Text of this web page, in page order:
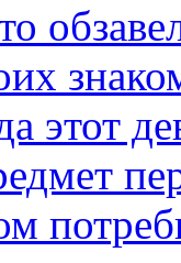
этот